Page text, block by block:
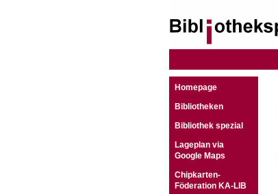
Homepage
Bibliotheken
Bibliothek spezial
Lageplan via
Google Maps
Chipkarten-
Föderation KA-LIB